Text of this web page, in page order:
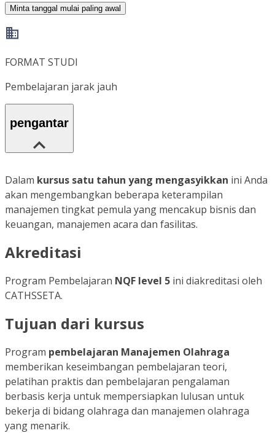
Minta tanggal mulai paling awal
FORMAT STUDI
Pembelajaran jarak jauh
pengantar
Dalam kursus satu tahun yang mengasyikkan ini Anda
akan mengembangkan beberapa keterampilan
manajemen tingkat pemula yang mencakup bisnis dan
keuangan, manajemen acara dan fasilitas.
Akreditasi
Program Pembelajaran NQF level 5 ini diakreditasi oleh
CATHSSETA.
Tujuan dari kursus
Program pembelajaran Manajemen Olahraga
memberikan keseimbangan pembelajaran teori,
pelatihan praktis dan pembelajaran pengalaman
berbasis kerja untuk mempersiapkan lulusan untuk
bekerja di bidang olahraga dan manajemen olahraga
yang menarik.